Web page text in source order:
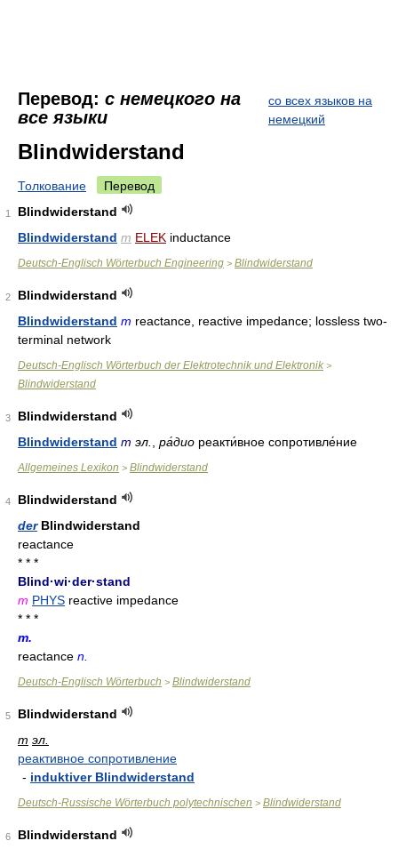
Перевод: с немецкого на
все языки
со всех языков на
немецкий
Blindwiderstand
Толкование Перевод
1
Blindwiderstand
Blindwiderstand m ELEK inductance
Deutsch-Englisch Wörterbuch Engineering > Blindwiderstand
2
Blindwiderstand
Blindwiderstand m reactance, reactive impedance; lossless two-
terminal network
Deutsch-Englisch Wörterbuch der Elektrotechnik und Elektronik >
Blindwiderstand
3
Blindwiderstand
Blindwiderstand m эл. ра́дио реакти́вное сопротивле́ние
Allgemeines Lexikon > Blindwiderstand
4
Blindwiderstand
derBlindwiderstand
reactance
* * *
Blind·wi·der·stand
m PHYS reactive impedance
* * *
m.
reactance n.
Deutsch-Englisch Wörterbuch > Blindwiderstand
5
Blindwiderstand
m эл.
реактивное сопротивление
- induktiver Blindwiderstand
Deutsch-Russische Wörterbuch polytechnischen > Blindwiderstand
6
Blindwiderstand